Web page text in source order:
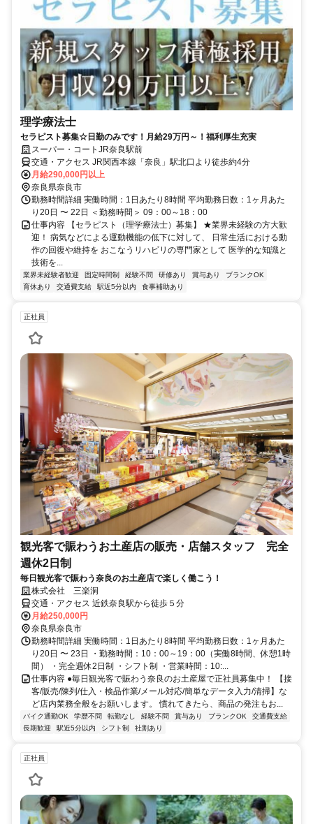
理学療法士
セラピスト募集☆日勤のみです！月給29万円～！福利厚生充実
スーパー・コートJR奈良駅前
交通・アクセス JR関西本線「奈良」駅北口より徒歩約4分
月給290,000円以上
奈良県奈良市
勤務時間詳細 実働時間：1日あたり8時間 平均勤務日数：1ヶ月あた
り20日 〜 22日 ＜勤務時間＞ 09：00～18：00
仕事内容 【セラピスト（理学療法士）募集】 ★業界未経験の方大歓
迎！ 病気などによる運動機能の低下に対して、 日常生活における動
作の回復や維持を おこなうリハビリの専門家として 医学的な知識と
技術を...
業界未経験者歓迎 固定時間制 経験不問 研修あり 賞与あり
ブランクOK
育休あり
交通費支給 駅近5分以内 食事補助あり
正社員
観光客で賑わうお土産店の販売・店舗スタッフ 完全
週休2日制
毎日観光客で賑わう奈良のお土産店で楽しく働こう！
株式会社 三楽洞
交通・アクセス 近鉄奈良駅から徒歩５分
月給250,000円
奈良県奈良市
勤務時間詳細 実働時間：1日あたり8時間 平均勤務日数：1ヶ月あた
り20日 〜 23日 ・勤務時間：10：00～19：00（実働8時間、休憩1時
間） ・完全週休2日制 ・シフト制 ・営業時間：10:...
仕事内容 ●毎日観光客で賑わう奈良のお土産屋で正社員募集中！ 【接
客/販売/陳列/仕入・検品作業/メール対応/簡単なデータ入力/清掃】な
ど店内業務全般をお願いします。 慣れてきたら、商品の発注もお...
バイク通勤OK 学歴不問 転勤なし 経験不問 賞与あり ブランクOK
交通費支給
長期歓迎
駅近5分以内 シフト制 社割あり
正社員